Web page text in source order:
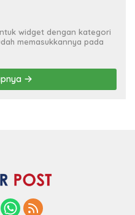
widget dengan kategori
memasukkannya pada